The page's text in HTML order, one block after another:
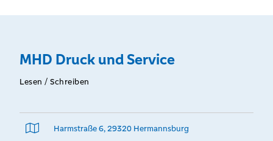
MHD Druck und Service
Lesen / Schreiben
Harmstraße 6, 29320 Hermannsburg